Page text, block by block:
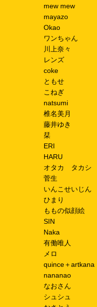
mew mew
mayazo
Okao
ワンちゃん
川上奈々
レンズ
coke
ともせ
こねぎ
natsumi
椎名美月
藤井ゆき
栞
ERI
HARU
オタカ タカシ
菅生
いんこせいじん
ひまり
ももの似顔絵
SIN
Naka
有働唯人
メロ
quince＋artkana
nananao
なおさん
シュシュ